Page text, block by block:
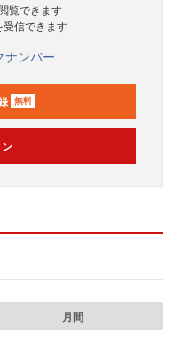
覧できます
受信できます
ナンバー
無料
月間